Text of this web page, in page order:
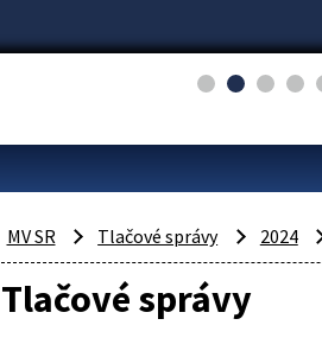
MV SR Tlačové správy 2024
Tlačové správy